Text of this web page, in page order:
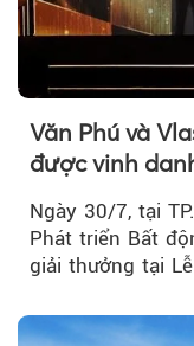
Văn Phú và
được vinh
Ngày 30/7, tại
Phát triển Bất
giải thưởng tại